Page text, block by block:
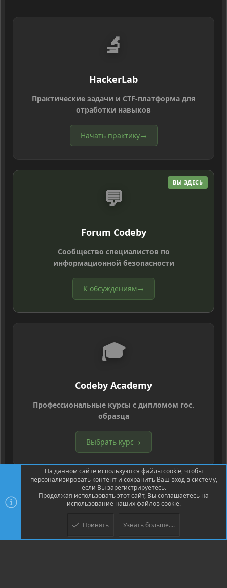
🔬
HackerLab
Практические задачи и CTF-платформа для
отработки навыков
Начать практику→
ВЫ ЗДЕСЬ
💬
Forum Codeby
Сообщество специалистов по
информационной безопасности
К обсуждениям→
🎓
Codeby Academy
Профессиональные курсы с дипломом гос.
образца
Выбрать курс→
Community platform by XenForo ® © 2010-2026 XenForo Ltd.
© Jason Axelrod of 8WAYRUN
На данном сайте используются файлы cookie, чтобы
персонализировать контент и сохранить Ваш вход в систему,
если Вы зарегистрируетесь.
Продолжая использовать этот сайт, Вы соглашаетесь на
использование наших файлов cookie.
Принять Узнать больше....